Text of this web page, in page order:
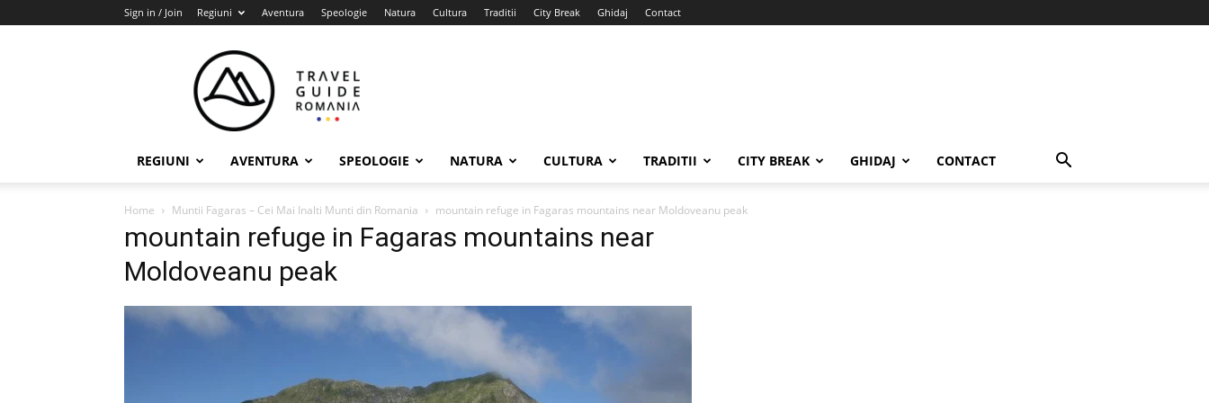
Sign in / Join Regiuni Aventura Speologie Natura Cultura Traditii City Break Ghidaj Contact
Guide
Romania
REGIUNI AVENTURA SPEOLOGIE NATURA CULTURA TRADITII CITY BREAK GHIDAJ CONTACT
Home Muntii Fagaras – Cei Mai Inalti Munti din Romania mountain refuge in Fagaras mountains near Moldoveanu peak
mountain refuge in Fagaras mountains near
Moldoveanu peak